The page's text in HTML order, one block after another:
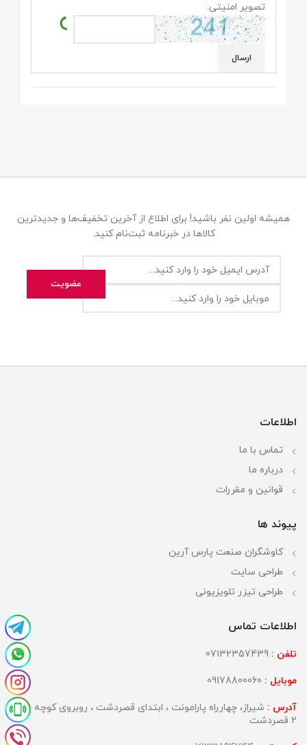
تصویر امنیتی:
همیشه اولین نفر باشید! برای اطلاع از آخرین تخفیف‌ها و جدیدترین
کالاها در خبرنامه ثبت‌نام کنید.
اطلاعات
تماس با ما
درباره ما
قوانین و مقررات
پیوند ها
کاوشگران صنعت پارس آرین
طراحی سایت
طراحی تیزر تلویزیونی
اطلاعات تماس
تلفن :
موبایل :
آدرس : شیراز، چهارراه پارامونت ، ابتدای قصردشت ، روبروی کوچه
2 قصردشت